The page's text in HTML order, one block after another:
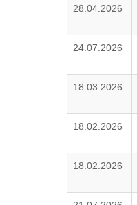
28.04.2026
24.07.2026
18.03.2026
18.02.2026
18.02.2026